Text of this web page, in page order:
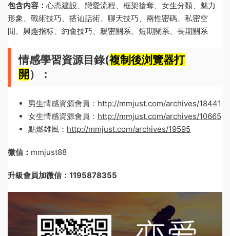
包含内容： 心态建設、戀愛流程、框架搶奪、女生分類、魅力
形象、戰術技巧、搭讪話術、聊天技巧、兩性密碼、私密空
間、興趣指标、約會技巧、親密關系、短期關系、長期關系
情感學習資源目錄(複制後浏覽器打
開 ）：
男生情感資源會員： http://mmjust.com/archives/18441
女生情感資源會員： http://mmjust.com/archives/10665
點燃雄風： http://mmjust.com/archives/19595
微信： mmjust88
升級會員加微信：1195878355